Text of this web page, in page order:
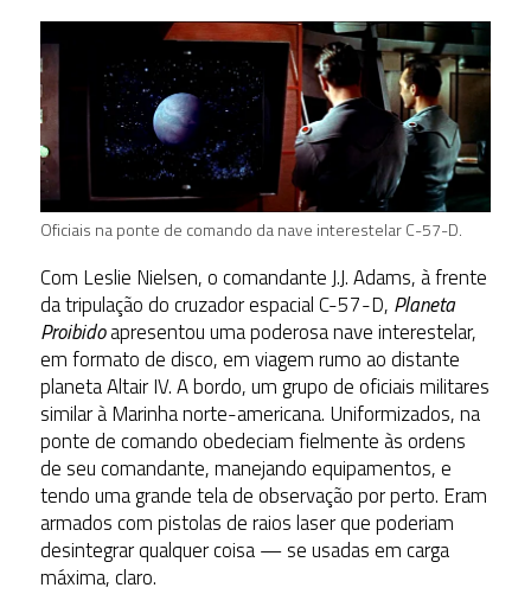
Oficiais na ponte de comando da nave interestelar C-57-D.
Com Leslie Nielsen, o comandante J.J. Adams, à frente
da tripulação do cruzador espacial C-57-D, Planeta
Proibidoapresentou uma poderosa nave interestelar,
em formato de disco, em viagem rumo ao distante
planeta Altair IV. A bordo, um grupo de oficiais militares
similar à Marinha norte-americana. Uniformizados, na
ponte de comando obedeciam fielmente às ordens
de seu comandante, manejando equipamentos, e
tendo uma grande tela de observação por perto. Eram
armados com pistolas de raios laser que poderiam
desintegrar qualquer coisa — se usadas em carga
máxima, claro.